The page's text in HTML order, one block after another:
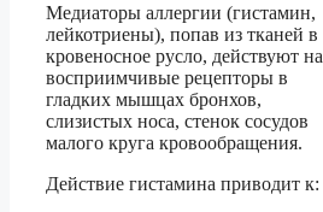
Медиаторы аллергии (гистамин,
лейкотриены), попав из тканей в
кровеносное русло, действуют на
восприимчивые рецепторы в
гладких мышцах бронхов,
слизистых носа, стенок сосудов
малого круга кровообращения.
Действие гистамина приводит к: